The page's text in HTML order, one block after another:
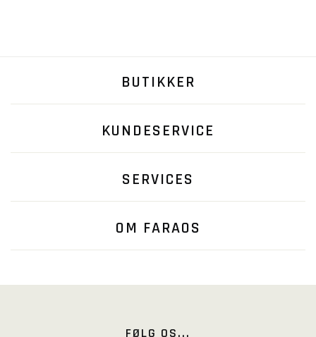
BUTIKKER
KUNDESERVICE
SERVICES
OM FARAOS
FØLG OS...